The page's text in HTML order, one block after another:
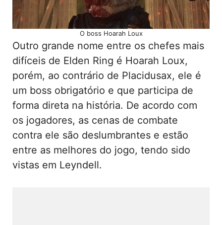
O boss Hoarah Loux
Outro grande nome entre os chefes mais
difíceis de Elden Ring é Hoarah Loux,
porém, ao contrário de Placidusax, ele é
um boss obrigatório e que participa de
forma direta na história. De acordo com
os jogadores, as cenas de combate
contra ele são deslumbrantes e estão
entre as melhores do jogo, tendo sido
vistas em Leyndell.